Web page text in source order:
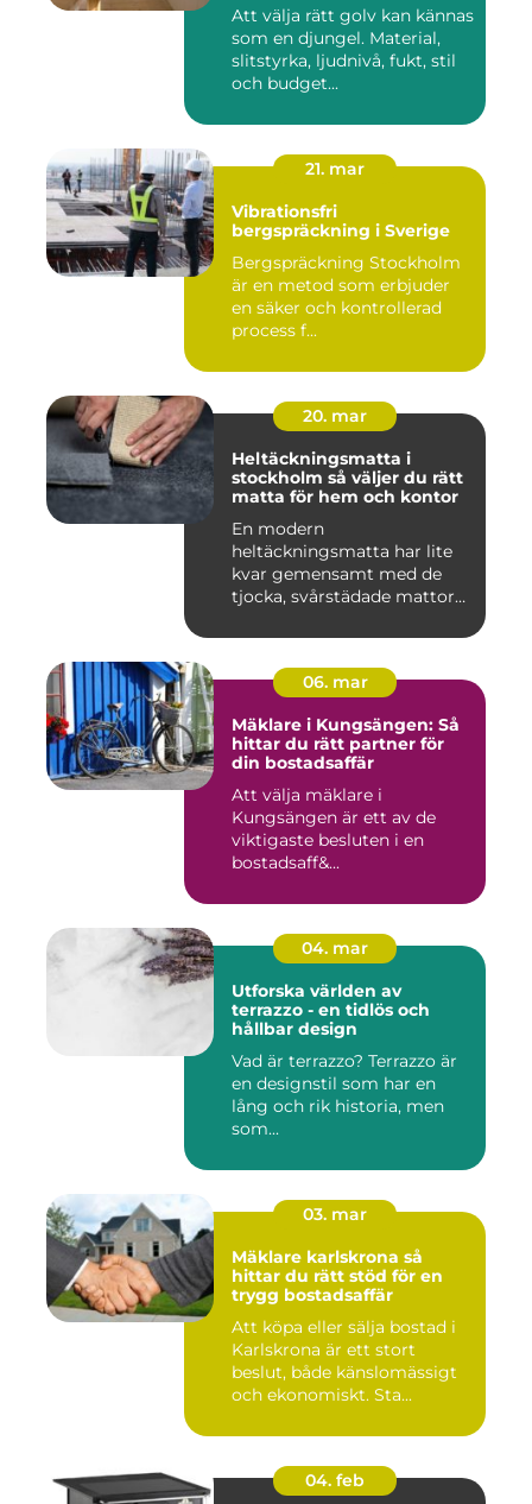
Att välja rätt golv kan kännas
som en djungel. Material,
slitstyrka, ljudnivå, fukt, stil
och budget...
21. mar
Vibrationsfri
bergspräckning i Sverige
Bergspräckning Stockholm
är en metod som erbjuder
en säker och kontrollerad
process f...
20. mar
Heltäckningsmatta i
stockholm så väljer du rätt
matta för hem och kontor
En modern
heltäckningsmatta har lite
kvar gemensamt med de
tjocka, svårstädade mattor
06. mar
Mäklare i Kungsängen: Så
hittar du rätt partner för
din bostadsaffär
Att välja mäklare i
Kungsängen är ett av de
viktigaste besluten i en
bostadsaff&...
04. mar
Utforska världen av
terrazzo - en tidlös och
hållbar design
Vad är terrazzo? Terrazzo är
en designstil som har en
lång och rik historia, men
som...
03. mar
Mäklare karlskrona så
hittar du rätt stöd för en
trygg bostadsaffär
Att köpa eller sälja bostad i
Karlskrona är ett stort
beslut, både känslomässigt
och ekonomiskt. Sta...
04. feb